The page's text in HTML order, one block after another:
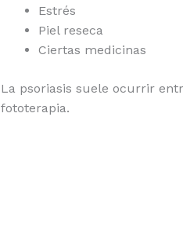
Estrés
Piel reseca
Ciertas medicinas
La psoriasis suele ocurrir
fototerapia.